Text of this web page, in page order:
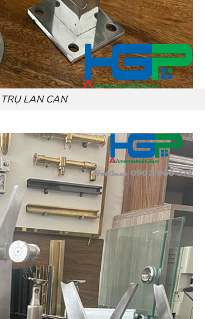
LAN CAN